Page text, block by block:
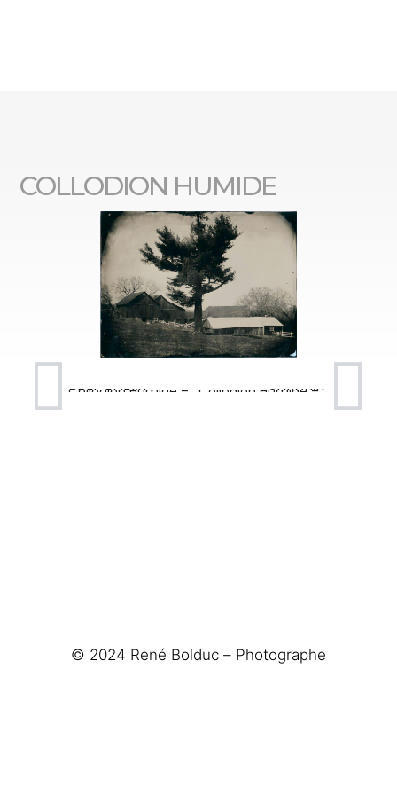
COLLODION HUMIDE
PRÉCÉDENT SUIVANT
Collodion Humide – Tomkins Creek
© 2024 René Bolduc – Photographe